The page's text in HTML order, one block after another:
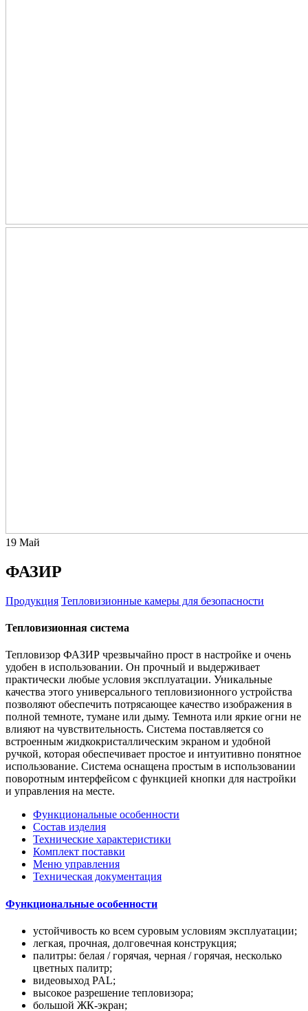
19 Май
ФАЗИР
Продукция Тепловизионные камеры для безопасности
Тепловизионная система
Тепловизор ФАЗИР чрезвычайно прост в настройке и очень
удобен в использовании. Он прочный и выдерживает
практически любые условия эксплуатации. Уникальные
качества этого универсального тепловизионного устройства
позволяют обеспечить потрясающее качество изображения в
полной темноте, тумане или дыму. Темнота или яркие огни не
влияют на чувствительность. Система поставляется со
встроенным жидкокристаллическим экраном и удобной
ручкой, которая обеспечивает простое и интуитивно понятное
использование. Система оснащена простым в использовании
поворотным интерфейсом с функцией кнопки для настройки
и управления на месте.
Функциональные особенности
Состав изделия
Технические характеристики
Комплект поставки
Меню управления
Техническая документация
Функциональные особенности
устойчивость ко всем суровым условиям эксплуатации;
легкая, прочная, долговечная конструкция;
палитры: белая / горячая, черная / горячая, несколько
цветных палитр;
видеовыход PAL;
высокое разрешение тепловизора;
большой ЖК-экран;